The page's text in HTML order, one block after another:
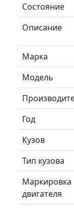
Состояние
Описание
Марка
Модель
Год
Кузов
Тип кузова
Маркировка
двигателя